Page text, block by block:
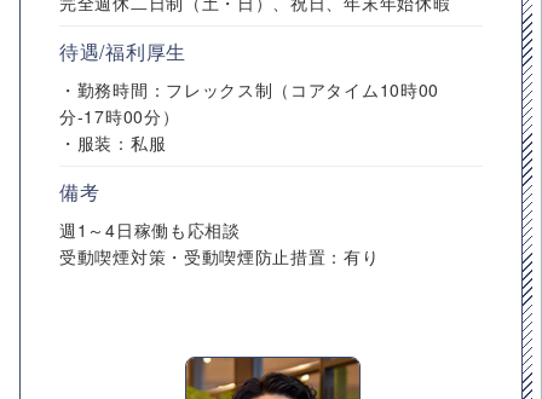
待遇/福利厚生
・勤務時間：フレックス制（コアタイム10時00
分-17時00分）
・服装：私服
備考
週1～4日稼働も応相談
受動喫煙対策・受動喫煙防止措置：有り